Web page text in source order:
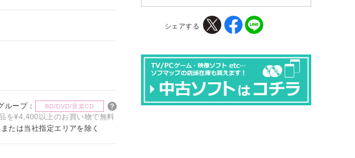
ループ： BD/DVD/音楽CD
を¥4,400以上のお買い物で無料
たは当社指定エリアを除く
シェアする